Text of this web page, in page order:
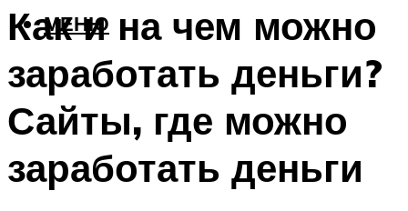
МЕНЮ
Как и на чем можно
заработать деньги?
Сайты, где можно
заработать деньги